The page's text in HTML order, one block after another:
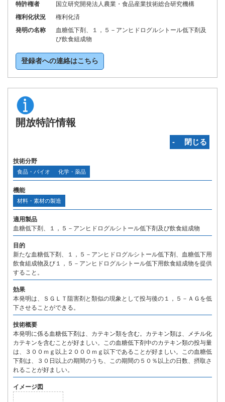
特許権者
国立研究開発法人農業・食品産業技術総合研究機構
権利化状況
権利化済
発明の名称
血糖低下剤、１，５－アンヒドログルシトール低下剤及
び飲食組成物
登録者への連絡はこちら
開放特許情報
‐ 閉じる
技術分野
食品・バイオ 化学・薬品
機能
材料・素材の製造
適用製品
血糖低下剤、１，５－アンヒドログルシトール低下剤及び飲食組成物
目的
新たな血糖低下剤、１，５－アンヒドログルシトール低下剤、血糖低下用
飲食組成物及び１，５－アンヒドログルシトール低下用飲食組成物を提供
すること。
効果
本発明は、ＳＧＬＴ阻害剤と類似の現象として投与後の１，５－ＡＧを低
下させることができる。
技術概要
本発明に係る血糖低下剤は、カテキン類を含む。カテキン類は、メチル化
カテキンを含むことが好ましい。この血糖低下剤中のカテキン類の投与量
は、３００ｍｇ以上２０００ｍｇ以下であることが好ましい。この血糖低
下剤は、３０日以上の期間のうち、この期間の５０％以上の日数、摂取さ
れることが好ましい。
イメージ図